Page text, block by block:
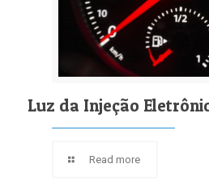
Luz da Injeção
Read more